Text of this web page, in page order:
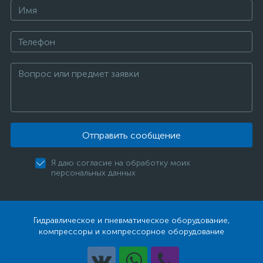
Отправить сообщение
Я даю согласие на обработку моих
персональных данных
Гидравлическое и пневматическое оборудование,
компрессоры и компрессорное оборудование